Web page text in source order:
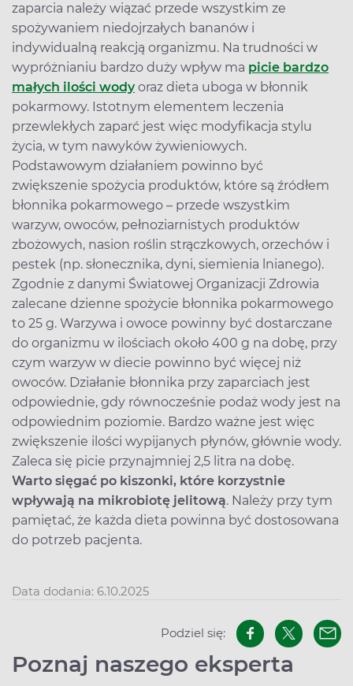
zaparcia należy wiązać przede wszystkim ze
spożywaniem niedojrzałych bananów i
indywidualną reakcją organizmu. Na trudności w
wypróżnianiu bardzo duży wpływ ma picie bardzo
małych ilości wodyoraz dieta uboga w błonnik
pokarmowy. Istotnym elementem leczenia
przewlekłych zaparć jest więc modyfikacja stylu
życia, w tym nawyków żywieniowych.
Podstawowym działaniem powinno być
zwiększenie spożycia produktów, które są źródłem
błonnika pokarmowego – przede wszystkim
warzyw, owoców, pełnoziarnistych produktów
zbożowych, nasion roślin strączkowych, orzechów i
pestek (np. słonecznika, dyni, siemienia lnianego).
Zgodnie z danymi Światowej Organizacji Zdrowia
zalecane dzienne spożycie błonnika pokarmowego
to 25 g. Warzywa i owoce powinny być dostarczane
do organizmu w ilościach około 400 g na dobę, przy
czym warzyw w diecie powinno być więcej niż
owoców. Działanie błonnika przy zaparciach jest
odpowiednie, gdy równocześnie podaż wody jest na
odpowiednim poziomie. Bardzo ważne jest więc
zwiększenie ilości wypijanych płynów, głównie wody.
Zaleca się picie przynajmniej 2,5 litra na dobę.
Warto sięgać po kiszonki, które korzystnie
wpływają na mikrobiotę jelitową. Należy przy tym
pamiętać, że każda dieta powinna być dostosowana
do potrzeb pacjenta.
Data dodania: 6.10.2025
Podziel się:
Poznaj naszego eksperta